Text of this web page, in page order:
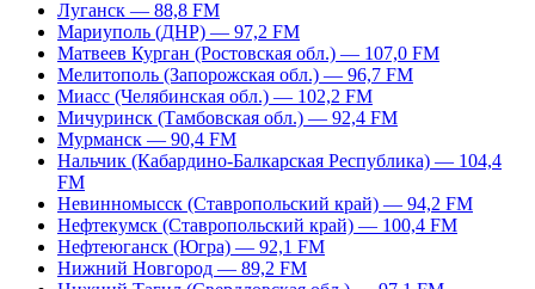
Луганск — 88,8 FM
Мариуполь (ДНР) — 97,2 FM
Матвеев Курган (Ростовская обл.) — 107,0 FM
Мелитополь (Запорожская обл.) — 96,7 FM
Миасс (Челябинская обл.) — 102,2 FM
Мичуринск (Тамбовская обл.) — 92,4 FM
Мурманск — 90,4 FM
Нальчик (Кабардино-Балкарская Республика) — 104,4
FM
Невинномысск (Ставропольский край) — 94,2 FM
Нефтекумск (Ставропольский край) — 100,4 FM
Нефтеюганск (Югра) — 92,1 FM
Нижний Новгород — 89,2 FM